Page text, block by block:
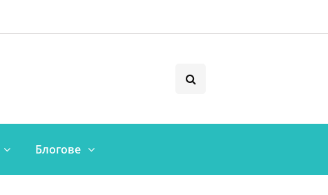
Блогове